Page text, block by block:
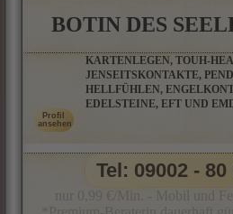
BOTIN DES
KARTENLEGEN, TOUH-
JENSEITSKONTAKTE,
HELLFÜHLEN,
EDELSTEINE, EFT UND
Tel: 09002 - 80